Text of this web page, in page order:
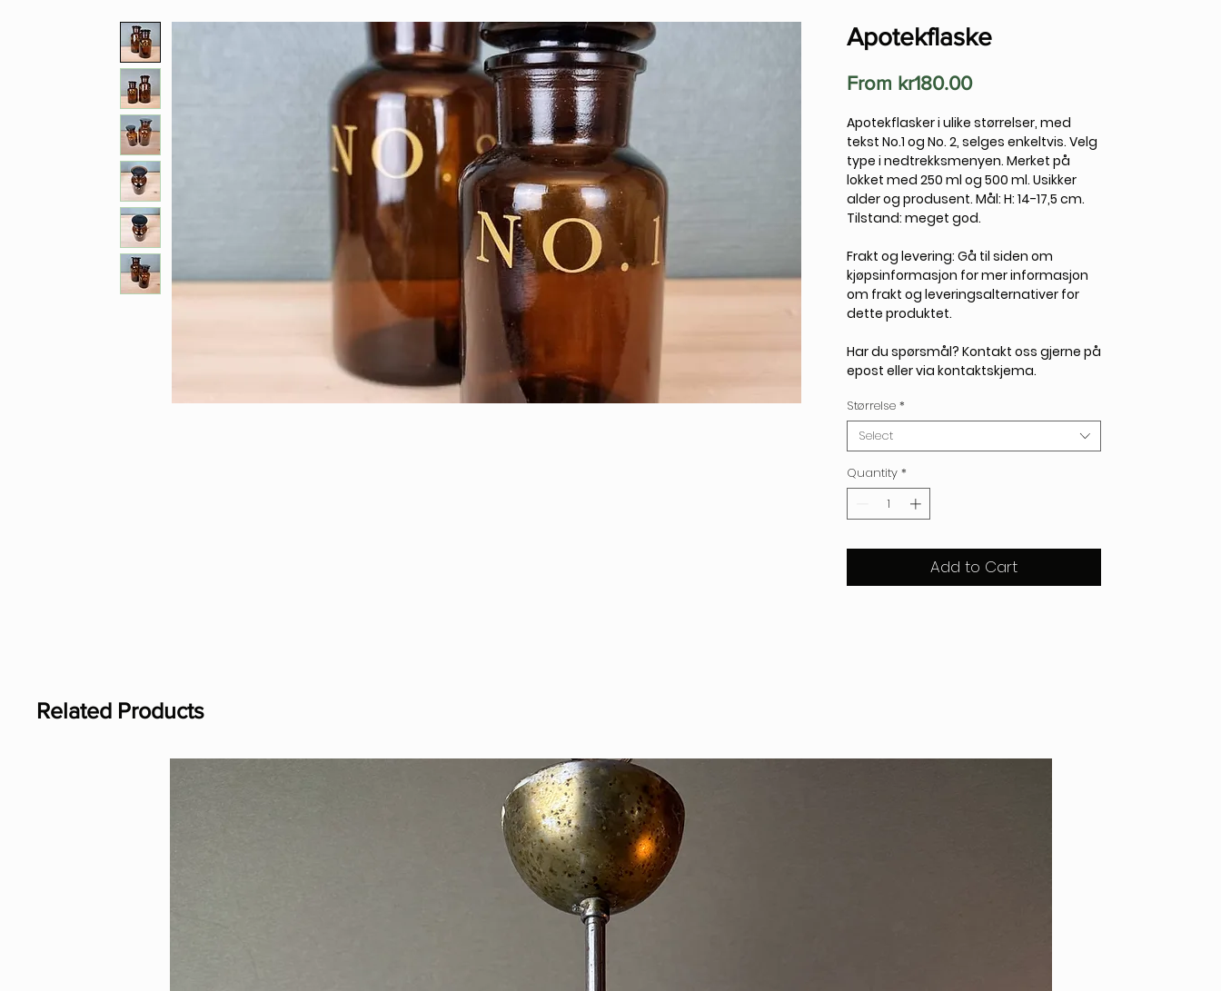
Apotekflaske
From kr180.00Sale
Apotekflasker i ulike størrelser, med
tekst No.1 og No. 2, selges enkeltvis. Velg
type i nedtrekksmenyen. Merket på
lokket med 250 ml og 500 ml. Usikker
alder og produsent. Mål: H: 14-17,5 cm.
Tilstand: meget god.
Frakt og levering: Gå til siden om
kjøpsinformasjon for mer informasjon
om frakt og leveringsalternativer for
dette produktet.
Har du spørsmål? Kontakt oss gjerne på
epost eller via kontaktskjema.
Størrelse *
Select
Quantity *
Add to Cart
Related Products